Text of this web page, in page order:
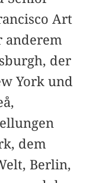
Art
anderem
der
York und
dem
Berlin,